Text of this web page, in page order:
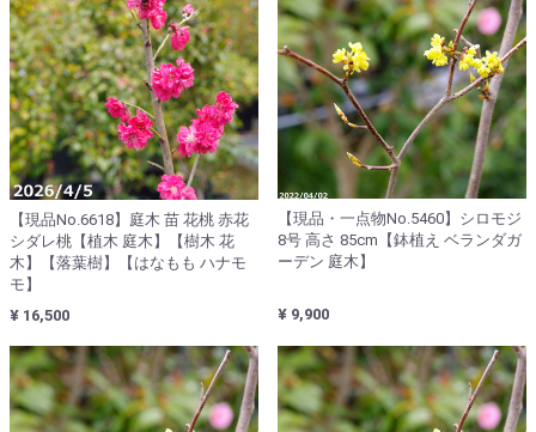
【現品No.6618】庭木 苗 花桃 赤花
シダレ桃【植木 庭木】【樹木 花
木】【落葉樹】【はなもも ハナモ
モ】
¥ 16,500
【現品・一点物No.5460】シロモジ
8号 高さ 85cm【鉢植え ベランダガ
ーデン 庭木】
¥ 9,900